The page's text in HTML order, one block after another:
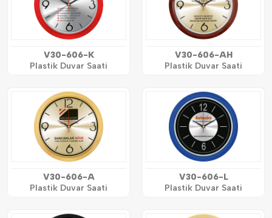
V30-606-K
Plastik Duvar Saati
V30-606-AH
Plastik Duvar Saati
V30-606-A
Plastik Duvar Saati
V30-606-L
Plastik Duvar Saati